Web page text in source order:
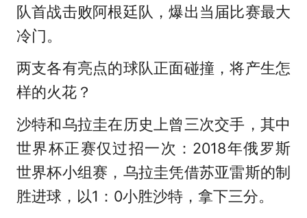
队首战击败阿根廷队，爆出当届比赛最大
冷门。
两支各有亮点的球队正面碰撞，将产生怎
样的火花？
沙特和乌拉圭在历史上曾三次交手，其中
世界杯正赛仅过招一次：2018年俄罗斯
世界杯小组赛，乌拉圭凭借苏亚雷斯的制
胜进球，以1：0小胜沙特，拿下三分。